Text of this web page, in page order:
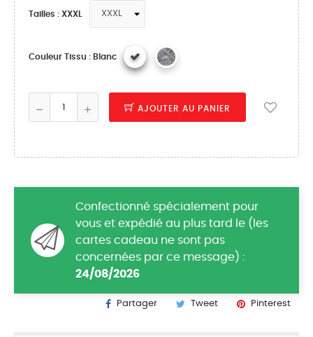
Tailles : XXXL
Couleur Tissu : Blanc
AJOUTER AU PANIER
Confectionné spécialement pour
vous et expédié au plus tard le (les
cartes cadeau ne sont pas
concernées par ce message) :
24/08/2026
Partager Tweet Pinterest